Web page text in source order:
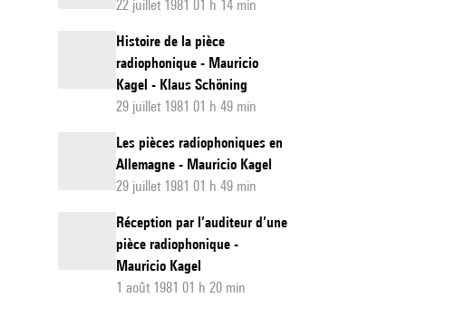
22 juillet 1981 01 h 14 min
Histoire de la pièce
radiophonique - Mauricio
Kagel - Klaus Schöning
29 juillet 1981 01 h 49 min
Les pièces radiophoniques en
Allemagne - Mauricio Kagel
29 juillet 1981 01 h 49 min
Réception par l’auditeur d’une
pièce radiophonique -
Mauricio Kagel
1 août 1981 01 h 20 min